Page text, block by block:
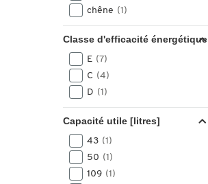
chêne (1)
Classe d'efficacité énergétique
E (7)
C (4)
D (1)
Capacité utile [litres]
43 (1)
50 (1)
109 (1)